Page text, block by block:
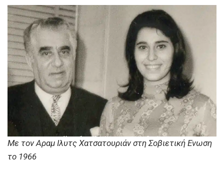
Με τον Αραμ Ιλυτς Χατσατουριάν στη Σοβιετική Ενωση
το 1966